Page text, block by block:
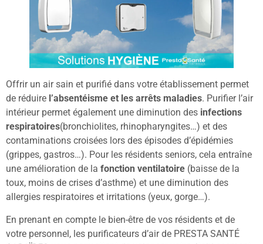
Offrir un air sain et purifié dans votre établissement permet
de réduire l’absentéisme et les arrêts maladies. Purifier l’air
intérieur permet également une diminution des infections
respiratoires(bronchiolites, rhinopharyngites…) et des
contaminations croisées lors des épisodes d’épidémies
(grippes, gastros…). Pour les résidents seniors, cela entraîne
une amélioration de la fonction ventilatoire (baisse de la
toux, moins de crises d’asthme) et une diminution des
allergies respiratoires et irritations (yeux, gorge…).
En prenant en compte le bien-être de vos résidents et de
votre personnel, les purificateurs d’air de PRESTA SANTÉ